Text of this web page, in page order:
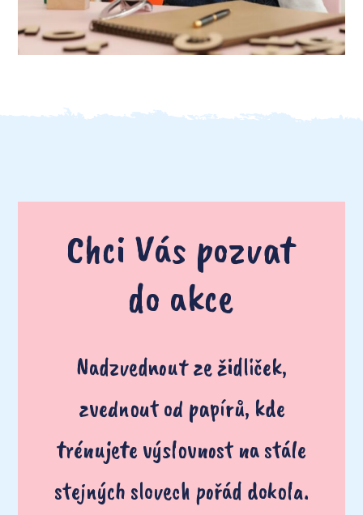
Chci Vás pozvat
do akce
Nadzvednout ze židliček,
zvednout od papírů, kde
trénujete výslovnost na stále
stejných slovech pořád dokola.